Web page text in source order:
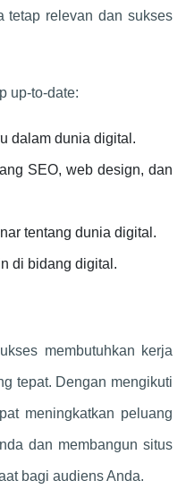
tetap relevan dan sukses
up-to-date:
dalam dunia digital.
SEO, web design, dan
tentang dunia digital.
di bidang digital.
membutuhkan kerja
tepat. Dengan mengikuti
meningkatkan peluang
dan membangun situs
bagi audiens Anda.